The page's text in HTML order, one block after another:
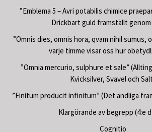
”Emblema 5 – Avri potabilis chimice
Drickbart guld framställt genom
”Omnis dies, omnis hora, qvam nihil sumus,
varje timme visar oss hur
”Omnia mercurio, sulphure et sale”
Kvicksilver, Svavel och
”Finitum producit infinitum” (Det ändliga
Klargörande av begrepp (4:e
Cognitio